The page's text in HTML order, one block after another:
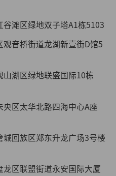
滩区绿地双子塔A1栋5103
音桥街道龙湖新壹街D馆5
山湖区绿地联盛国际10栋
区太华北路四海中心A座
回族区郑东升龙广场3号楼
区联盟街道永安国际大厦